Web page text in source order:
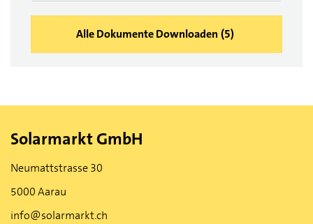
Alle Dokumente Downloaden (5)
Solarmarkt GmbH
Neumattstrasse 30
5000 Aarau
info@solarmarkt.ch